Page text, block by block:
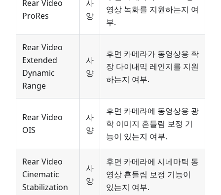
Rear Video
ProRes
사
양
영상 녹화를 지원하는지 여
부.
Rear Video
Extended
Dynamic
Range
사
양
후면 카메라가 동영상용 확
장 다이내믹 레인지를 지원
하는지 여부.
Rear Video
OIS
사
양
후면 카메라에 동영상용 광
학 이미지 흔들림 보정 기
능이 있는지 여부.
Rear Video
Cinematic
Stabilization
사
양
후면 카메라에 시네마틱 동
영상 흔들림 보정 기능이
있는지 여부.